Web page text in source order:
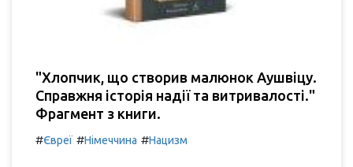
"Хлопчик, що створив малюнок Аушвіцу.
Справжня історія надії та витривалості."
Фрагмент з книги.
#Євреї #Німеччина #Нацизм